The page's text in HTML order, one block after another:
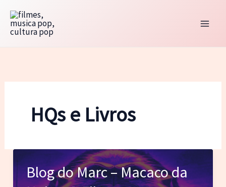
para
HQs e Livros
Blog do Marc – Macaco da